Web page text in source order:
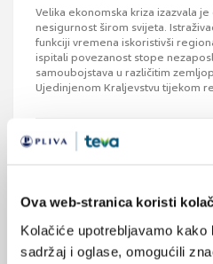
Ova web-stranica koristi
Kolačiće upotrebljavamo kako
sadržaj i oglase, omogućili
Velika ekonomska kriza izazvala
nesigurnost širom svijeta.
funkciji vremena iskoristivši
ispitali povezanost stope
samoubojstava u različitim
Ujedinjenom Kraljevstvu tijekom
Veći broj samoubojstava